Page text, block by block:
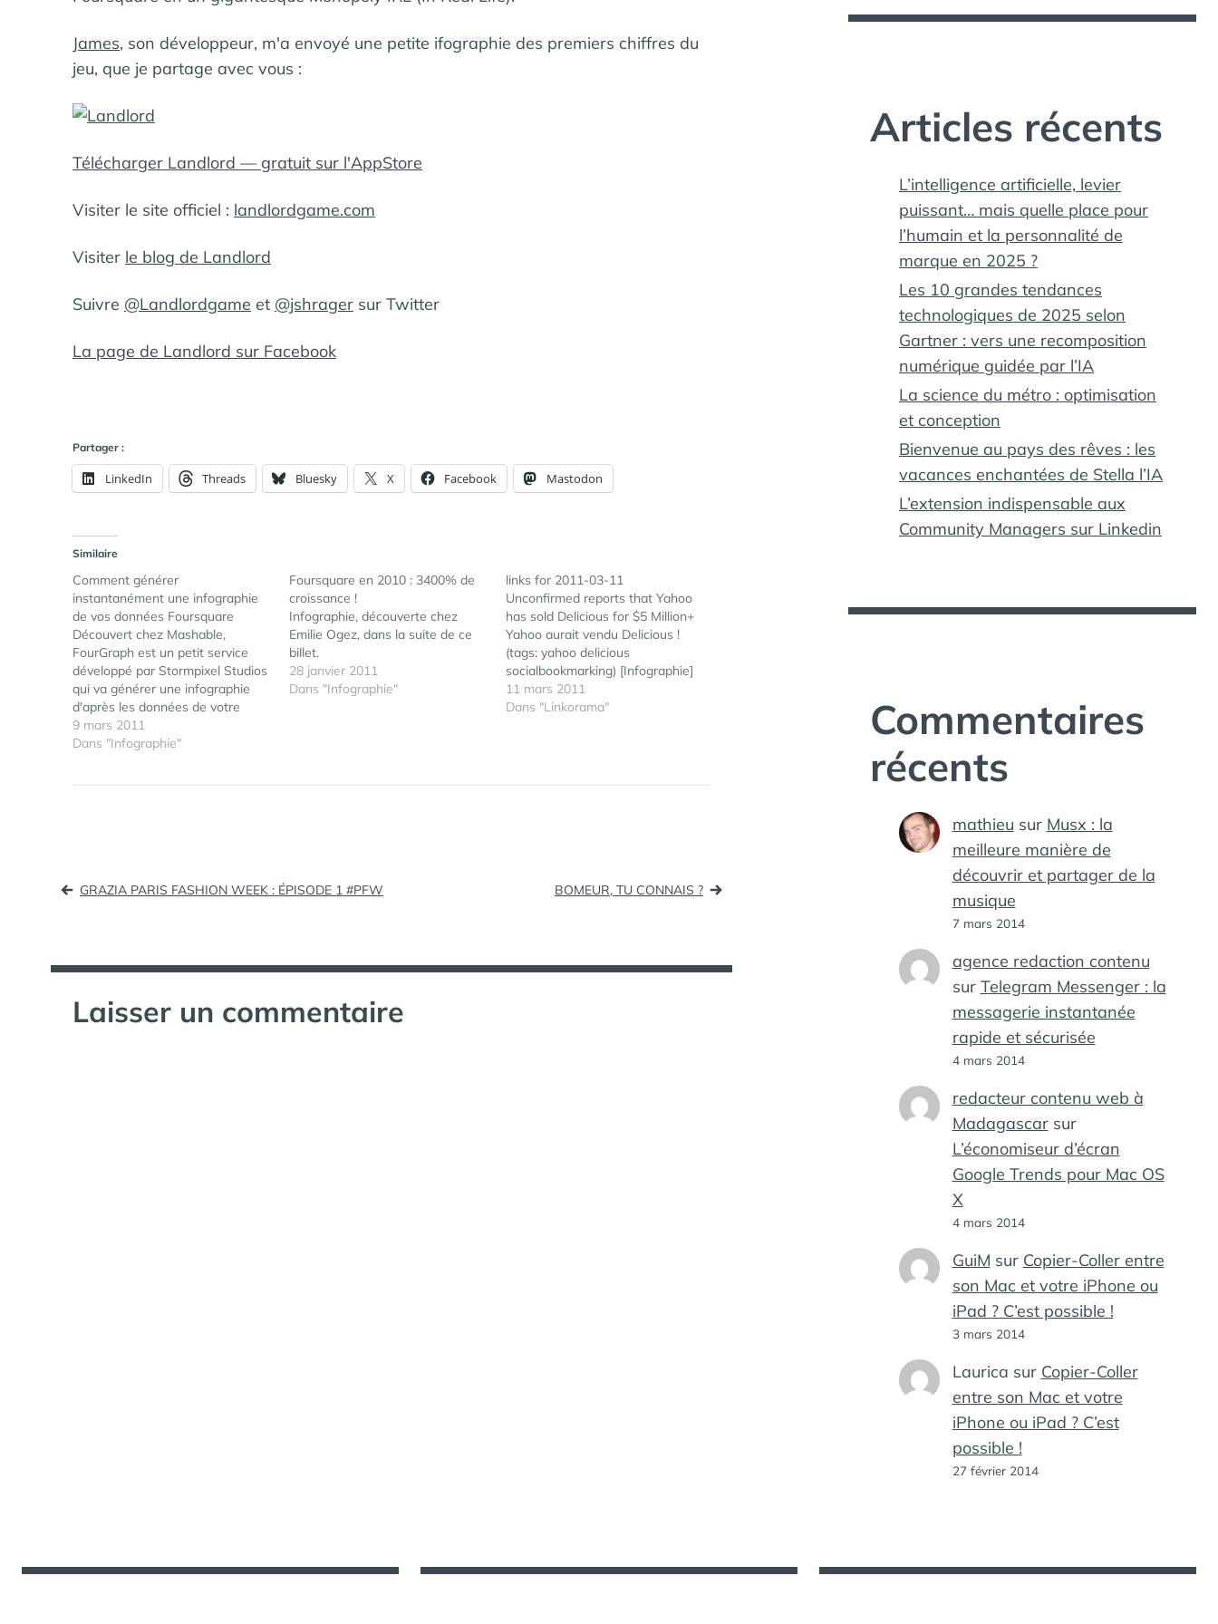
James, son développeur, m'a envoyé une petite ifographie des premiers chiffres du
jeu, que je partage avec vous :
Télécharger Landlord — gratuit sur l'AppStore
Visiter le site officiel : landlordgame.com
Visiter le blog de Landlord
Suivre @Landlordgame et @jshrager sur Twitter
La page de Landlord sur Facebook
Partager :
LinkedIn Threads Bluesky X Facebook Mastodon
Similaire
Comment générer
instantanément une infographie
de vos données Foursquare
Découvert chez Mashable,
FourGraph est un petit service
développé par Stormpixel Studios
qui va générer une infographie
d'après les données de votre
compte Foursquare. Essayez-
vous même : http://fourgraph.me/
9 mars 2011
Dans "Infographie"
Foursquare en 2010 : 3400% de
croissance !
Infographie, découverte chez
Emilie Ogez, dans la suite de ce
billet.
28 janvier 2011
Dans "Infographie"
links for 2011-03-11
Unconfirmed reports that Yahoo
has sold Delicious for $5 Million+
Yahoo aurait vendu Delicious !
(tags: yahoo delicious
socialbookmarking) [Infographie]
Médias sociaux : calculer le ROI
(tags: infographie socialmedia roi)
11 mars 2011
Dans "Linkorama"
Navigation
l’article
GRAZIA PARIS FASHION WEEK : ÉPISODE 1 #PFW BOMEUR, TU CONNAIS ?
Laisser un commentaire
Articles récents
L’intelligence artificielle, levier
puissant… mais quelle place pour
l’humain et la personnalité de
marque en 2025 ?
Les 10 grandes tendances
technologiques de 2025 selon
Gartner : vers une recomposition
numérique guidée par l’IA
La science du métro : optimisation
et conception
Bienvenue au pays des rêves : les
vacances enchantées de Stella l’IA
L’extension indispensable aux
Community Managers sur Linkedin
Commentaires
récents
mathieu sur Musx : la
meilleure manière de
découvrir et partager de la
musique
7 mars 2014
agence redaction contenu
sur Telegram Messenger : la
messagerie instantanée
rapide et sécurisée
4 mars 2014
redacteur contenu web à
Madagascarsur
L’économiseur d’écran
Google Trends pour Mac OS
X
4 mars 2014
GuiM sur Copier-Coller entre
son Mac et votre iPhone ou
iPad ? C’est possible !
3 mars 2014
Laurica sur Copier-Coller
entre son Mac et votre
iPhone ou iPad ? C’est
possible !
27 février 2014